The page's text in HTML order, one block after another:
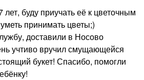
буду приучать её к цветочным
принимать цветы;)
доставили в Носово
учтиво вручил смущающейся
букет! Спасибо, помогли